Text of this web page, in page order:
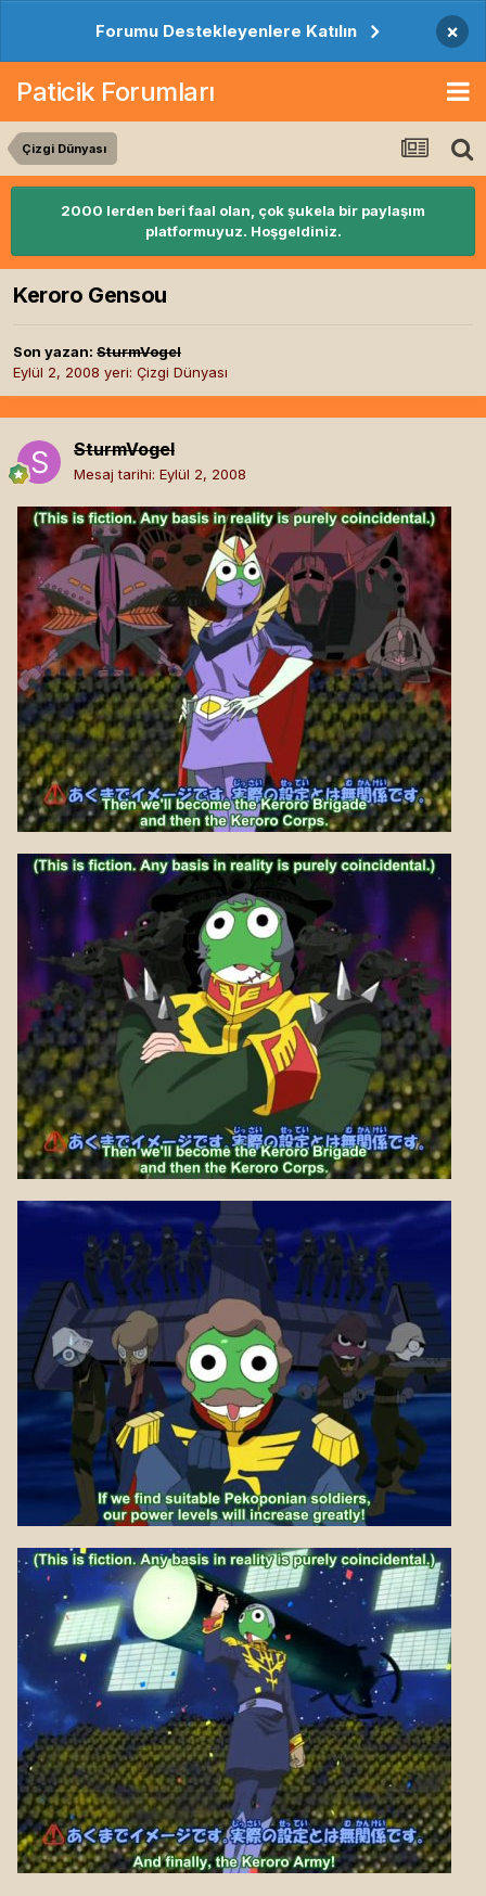
Forumu Destekleyenlere Katılın ×
Paticik Forumları
Çizgi Dünyası
2000 lerden beri faal olan, çok şukela bir paylaşım
platformuyuz. Hoşgeldiniz.
Keroro Gensou
Son yazan: SturmVogel
Eylül 2, 2008 yeri: Çizgi Dünyası
SturmVogel
Mesaj tarihi: Eylül 2, 2008